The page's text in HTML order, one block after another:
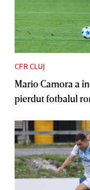
CFR CLUJ
Mario Camora a
pierdut fotbalul